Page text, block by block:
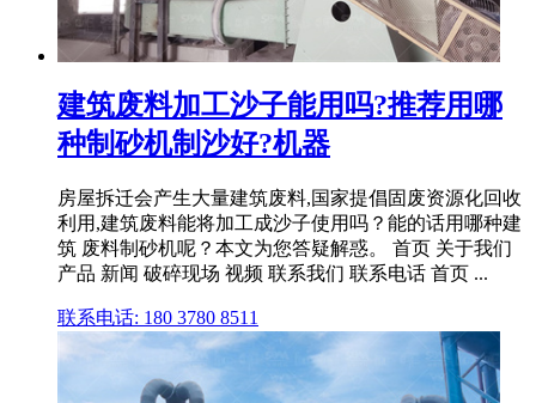
建筑废料加工沙子能用吗?推荐用哪
种制砂机制沙好?机器
房屋拆迁会产生大量建筑废料,国家提倡固废资源化回收
利用,建筑废料能将加工成沙子使用吗？能的话用哪种建
筑 废料制砂机呢？本文为您答疑解惑。 首页 关于我们
产品 新闻 破碎现场 视频 联系我们 联系电话 首页 ...
联系电话: 180 3780 8511